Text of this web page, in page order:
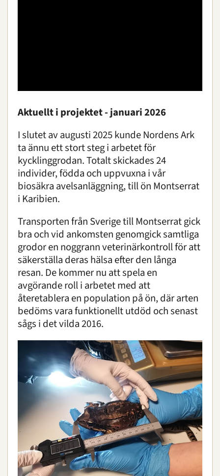
Aktuellt i projektet - januari 2026
I slutet av augusti 2025 kunde Nordens Ark
ta ännu ett stort steg i arbetet för
kycklinggrodan. Totalt skickades 24
individer, födda och uppvuxna i vår
biosäkra avelsanläggning, till ön Montserrat
i Karibien.
Transporten från Sverige till Montserrat gick
bra och vid ankomsten genomgick samtliga
grodor en noggrann veterinärkontroll för att
säkerställa deras hälsa efter den långa
resan. De kommer nu att spela en
avgörande roll i arbetet med att
återetablera en population på ön, där arten
bedöms vara funktionellt utdöd och senast
sågs i det vilda 2016.